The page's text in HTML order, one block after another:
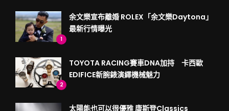
1
余文樂宣布離婚 ROLEX「余文樂Daytona」
最新行情曝光
2
TOYOTA RACING賽車DNA加持 卡西歐
EDIFICE新腕錶演繹機械魅力
太陽能也可以很優雅 康斯登Classics